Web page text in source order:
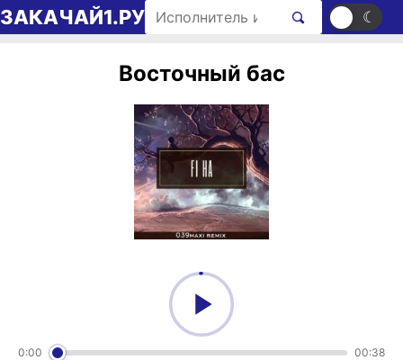
Перейти к содержимому
ЗАКАЧАЙ1.РУ Поиск рингтонов ☀ ☾
Восточный бас
0:00 00:38